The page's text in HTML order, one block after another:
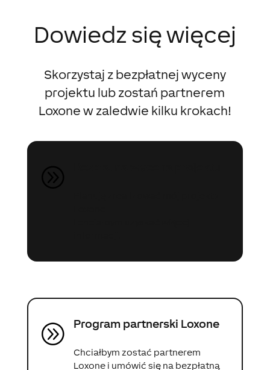
Dowiedz się więcej
Skorzystaj z bezpłatnej wyceny
projektu lub zostań partnerem
Loxone w zaledwie kilku krokach!
A Program partnerski Loxone
Chciałbym zostać partnerem
Loxone i umówić się na bezpłatną